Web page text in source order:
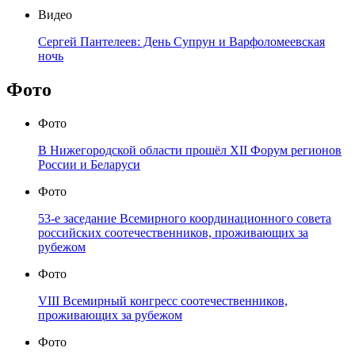
Видео
Сергей Пантелеев: День Супрун и Варфоломеевская
ночь
Фото
Фото
В Нижегородской области прошёл XII Форум регионов
России и Беларуси
Фото
53-е заседание Всемирного координационного совета
российских соотечественников, проживающих за
рубежом
Фото
VIII Всемирный конгресс соотечественников,
проживающих за рубежом
Фото